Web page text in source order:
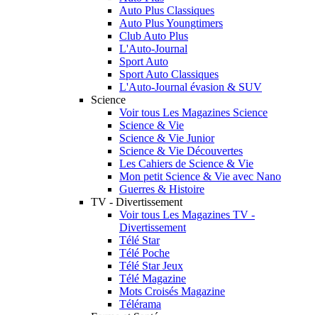
Auto Plus Classiques
Auto Plus Youngtimers
Club Auto Plus
L'Auto-Journal
Sport Auto
Sport Auto Classiques
L'Auto-Journal évasion & SUV
Science
Voir tous Les Magazines Science
Science & Vie
Science & Vie Junior
Science & Vie Découvertes
Les Cahiers de Science & Vie
Mon petit Science & Vie avec Nano
Guerres & Histoire
TV - Divertissement
Voir tous Les Magazines TV -
Divertissement
Télé Star
Télé Poche
Télé Star Jeux
Télé Magazine
Mots Croisés Magazine
Télérama